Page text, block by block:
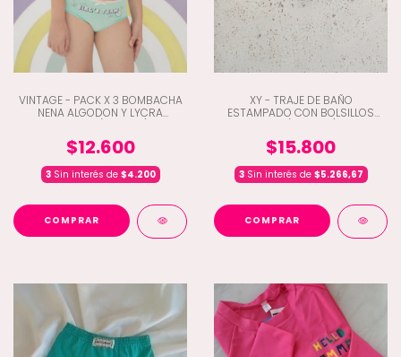
VINTAGE - PACK X 3 BOMBACHA
NENA ALGODON Y LYCRA
$12.600
3Sin interés de $4.200
COMPRAR
XY - TRAJE DE BAÑO
ESTAMPADO CON BOLSILLOS
$15.800
3Sin interés de $5.266,67
COMPRAR